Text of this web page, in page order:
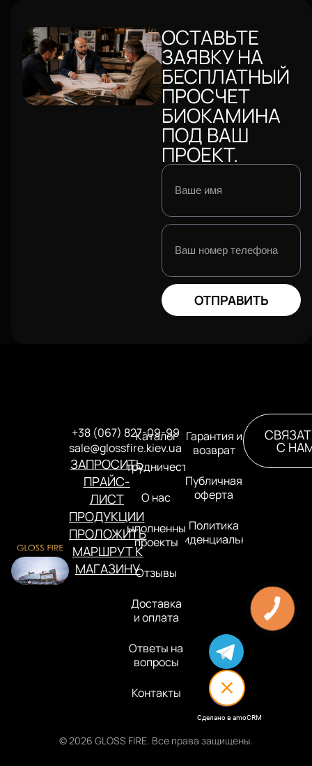
ОСТАВЬТЕ
ЗАЯВКУ НА
БЕСПЛАТНЫЙ
ПРОСЧЕТ
БИОКАМИНА
ПОД ВАШ
ПРОЕКТ.
ОТПРАВИТЬ
+38 (067) 827-09-99
sale@glossfire.kiev.ua
ЗАПРОСИТЬ
ПРАЙС-
ЛИСТ
ПРОДУКЦИИ
ПРОЛОЖИТЬ
МАРШРУТ К
МАГАЗИНУ
Каталог
Сотрудничество
О нас
Выполненные
проекты
Отзывы
Доставка
и оплата
Ответы на
вопросы
Контакты
Гарантия и
возврат
Публичная
оферта
Политика
конфиденциальности
С
© 2026 GLOSS FIRE. Все права защищены.
Сделано в amoCRM